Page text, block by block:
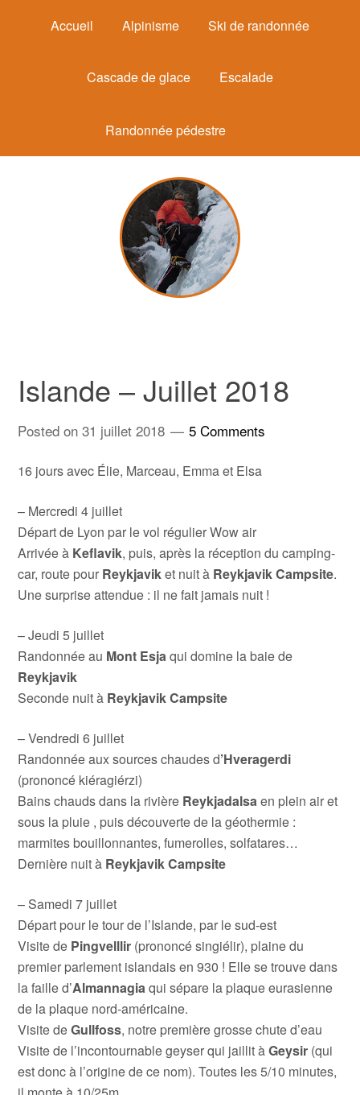
Accueil Alpinisme Ski de randonnée
Cascade de glace Escalade
Randonnée pédestre
Islande – Juillet 2018
Posted on31 juillet 2018 5 Comments
16 jours avec Élie, Marceau, Emma et Elsa
– Mercredi 4 juillet
Départ de Lyon par le vol régulier Wow air
Arrivée à Keflavik, puis, après la réception du camping-
car, route pour Reykjaviket nuit à Reykjavik Campsite.
Une surprise attendue : il ne fait jamais nuit !
– Jeudi 5 juillet
Randonnée au Mont Esjaqui domine la baie de
Reykjavik
Seconde nuit à Reykjavik Campsite
– Vendredi 6 juillet
Randonnée aux sources chaudes d’Hveragerdi
(prononcé kiéragiérzi)
Bains chauds dans la rivière Reykjadalsaen plein air et
sous la pluie , puis découverte de la géothermie :
marmites bouillonnantes, fumerolles, solfatares…
Dernière nuit à Reykjavik Campsite
– Samedi 7 juillet
Départ pour le tour de l’Islande, par le sud-est
Visite de Pingvelllir (prononcé singiélir), plaine du
premier parlement islandais en 930 ! Elle se trouve dans
la faille d’Almannagiaqui sépare la plaque eurasienne
de la plaque nord-américaine.
Visite deGullfoss, notre première grosse chute d’eau
Visite de l’incontournable geyser qui jaillit àGeysir (qui
est donc à l’origine de ce nom). Toutes les 5/10 minutes,